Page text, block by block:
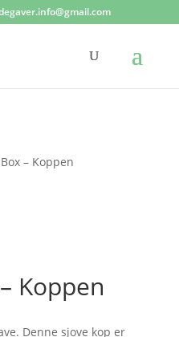
– Koppen
Koppen
Denne sjove kop er